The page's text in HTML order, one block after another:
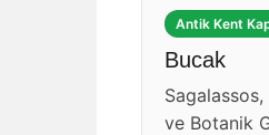
Antik Kent
Bucak
ve Botanik